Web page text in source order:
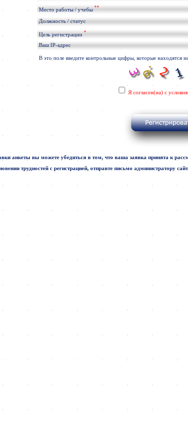
Место работы / учебы **
Должность / статус
Цель регистрации *
Ваш IP-адрес
В это поле введите контрольные цифры, которые находятся
Я согласен(на) с
анкеты вы можете убедиться в том, что ваша заявка принята к
трудностей с регистрацией, отправте письмо администратору